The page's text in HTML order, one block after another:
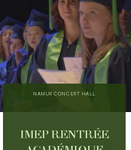
NAMUR CONCERT HALL
IMEP RENTRÉE